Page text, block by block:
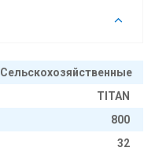
Сельскохозяйственные
TITAN
800
32